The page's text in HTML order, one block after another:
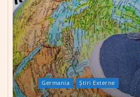
Germania Știri Externe